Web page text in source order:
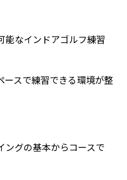
能なインドアゴルフ練習
ースで練習できる環境が整
ングの基本からコースで